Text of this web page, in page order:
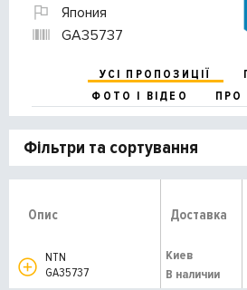
Япония
GA35737
УСІ ПРОПОЗИЦІЇ
ФОТО І ВІДЕО
ПРО
Фільтри та сортування
Опис Доставка
NTN
GA35737
Киев
В наличии